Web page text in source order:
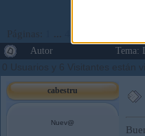
Páginas: ...
Autor
Tema:
0 Usuarios y 6 Visitantes están
cabestru
Nuev@